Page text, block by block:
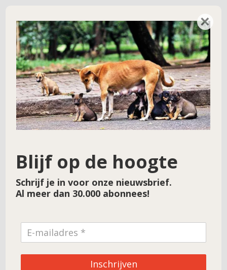
Geef een reactie
Je e-mailadres wordt niet gepubliceerd. Vereiste velden zijn gemarkeerd met*
Reactie*
Naam*
E-mail*
×
Blijf op de hoogte
Schrijf je in voor onze nieuwsbrief.
Al meer dan 30.000 abonnees!
Inschrijven